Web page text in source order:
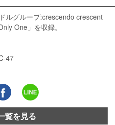
ルグループ:crescendo crescent
One」を収録。
47
覧を見る